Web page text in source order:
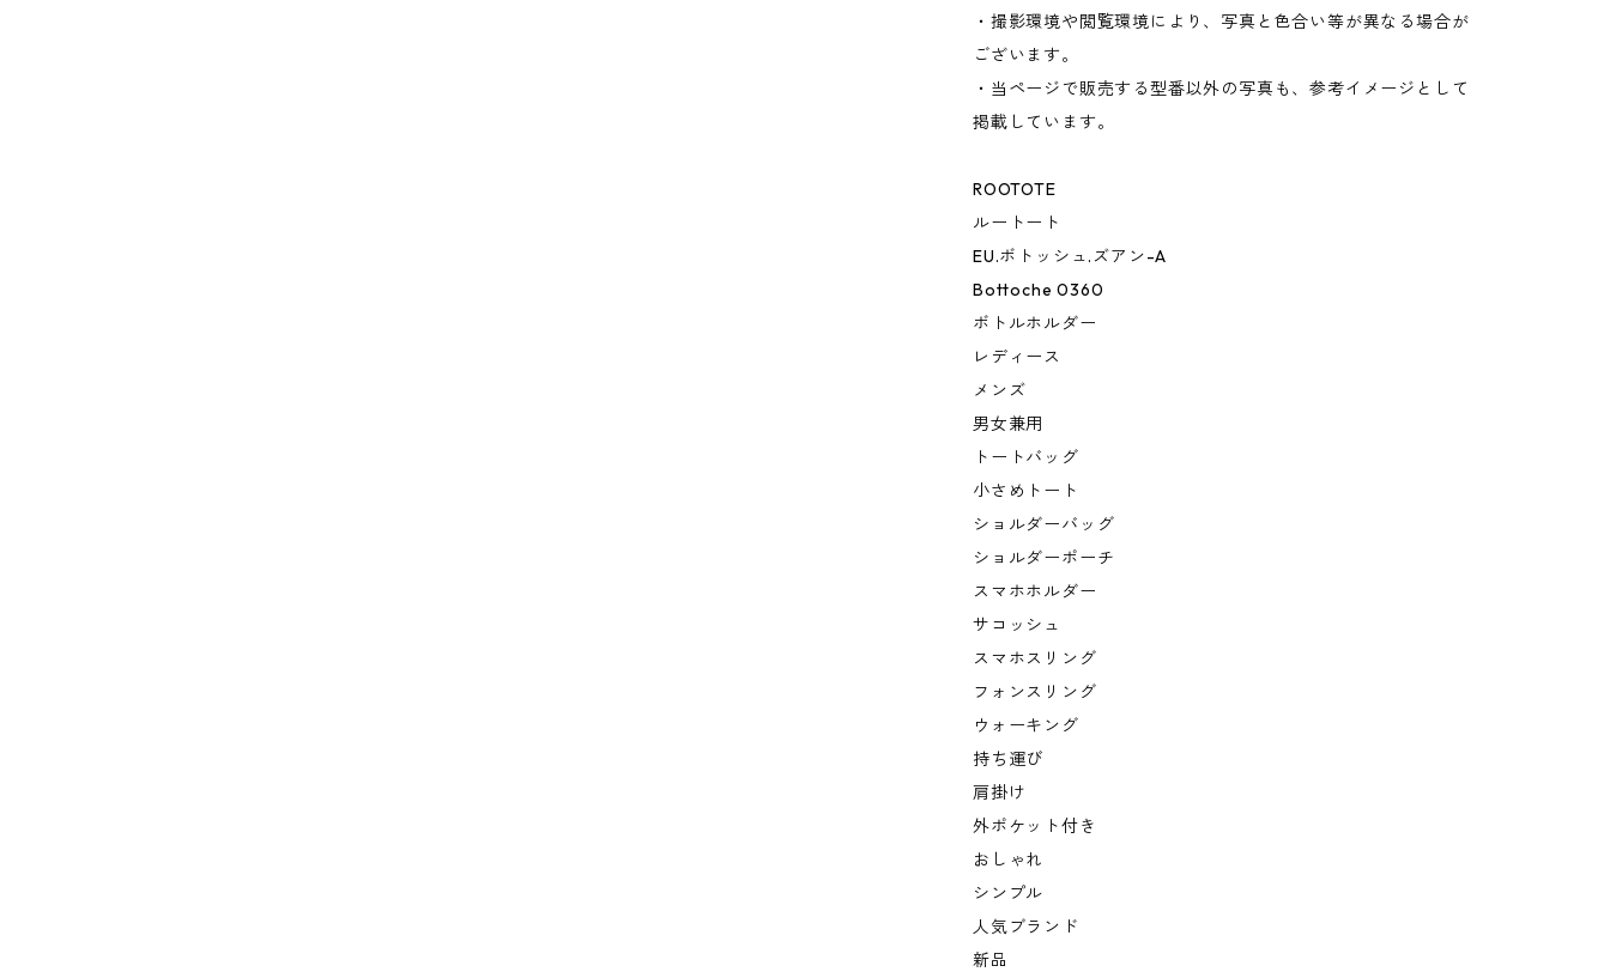
・撮影環境や閲覧環境により、写真と色合い等が異なる場合が
ございます。
・当ページで販売する型番以外の写真も、参考イメージとして
掲載しています。
ROOTOTE
ルートート
EU.ボトッシュ.ズアン-A
Bottoche 0360
ボトルホルダー
レディース
メンズ
男女兼用
トートバッグ
小さめトート
ショルダーバッグ
ショルダーポーチ
スマホホルダー
サコッシュ
スマホスリング
フォンスリング
ウォーキング
持ち運び
肩掛け
外ポケット付き
おしゃれ
シンプル
人気ブランド
新品